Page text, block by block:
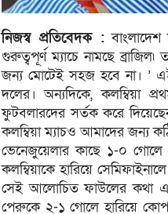
নিজস্ব প্রতিবেদক :বাংলাদেশ
গুরুত্বপূর্ণ ম্যাচে নামছে
জন্য মোটেই সহজ হবে না। ’ এই
দলের। অন্যদিকে, কলম্বিয়া
ফুটবলারদের সর্তক করে
কলম্বিয়া ম্যাচও আমাদের জন্য
ভেনেজুয়েলার কাছে ১-০ গোলে
কলম্বিয়াকে হারিয়ে
সেই আলোচিত ফাউলের কথা
পেরুকে ২-১ গোলে হারিয়ে